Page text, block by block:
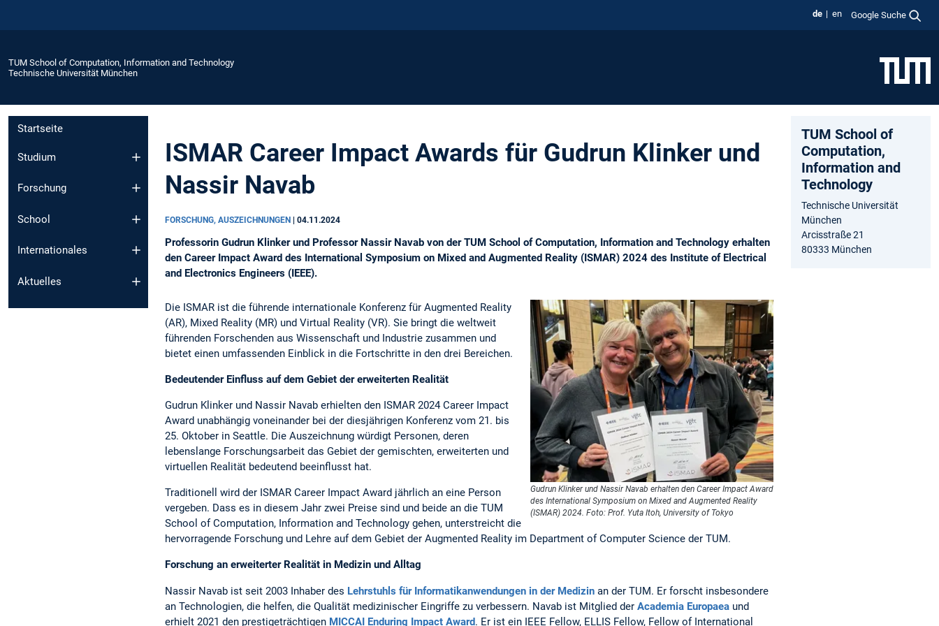
de en Google Suche
TUM School of Computation, Information and Technology
Technische Universität München
Startseite
Studium
Forschung
School
Internationales
Aktuelles
ISMAR Career Impact Awards für Gudrun Klinker und
Nassir Navab
FORSCHUNG, AUSZEICHNUNGEN | 04.11.2024
Professorin Gudrun Klinker und Professor Nassir Navab von der TUM School of Computation, Information and Technology erhalten
den Career Impact Award des International Symposium on Mixed and Augmented Reality (ISMAR) 2024 des Institute of Electrical
and Electronics Engineers (IEEE).
Gudrun Klinker und Nassir Navab erhalten den Career Impact Award
des International Symposium on Mixed and Augmented Reality
(ISMAR) 2024. Foto: Prof. Yuta Itoh, University of Tokyo
Die ISMAR ist die führende internationale Konferenz für Augmented Reality
(AR), Mixed Reality (MR) und Virtual Reality (VR). Sie bringt die weltweit
führenden Forschenden aus Wissenschaft und Industrie zusammen und
bietet einen umfassenden Einblick in die Fortschritte in den drei Bereichen.
Bedeutender Einfluss auf dem Gebiet der erweiterten Realität
Gudrun Klinker und Nassir Navab erhielten den ISMAR 2024 Career Impact
Award unabhängig voneinander bei der diesjährigen Konferenz vom 21. bis
25. Oktober in Seattle. Die Auszeichnung würdigt Personen, deren
lebenslange Forschungsarbeit das Gebiet der gemischten, erweiterten und
virtuellen Realität bedeutend beeinflusst hat.
Traditionell wird der ISMAR Career Impact Award jährlich an eine Person
vergeben. Dass es in diesem Jahr zwei Preise sind und beide an die TUM
School of Computation, Information and Technology gehen, unterstreicht die
hervorragende Forschung und Lehre auf dem Gebiet der Augmented Reality im Department of Computer Science der TUM.
Forschung an erweiterter Realität in Medizin und Alltag
Nassir Navab ist seit 2003 Inhaber des Lehrstuhls für Informatikanwendungen in der Medizin an der TUM. Er forscht insbesondere
an Technologien, die helfen, die Qualität medizinischer Eingriffe zu verbessern. Navab ist Mitglied der Academia Europaea und
erhielt 2021 den prestigeträchtigen MICCAI Enduring Impact Award. Er ist ein IEEE Fellow, ELLIS Fellow, Fellow of International
TUM School of
Computation,
Information and
Technology
Technische Universität
München
Arcisstraße 21
80333 München